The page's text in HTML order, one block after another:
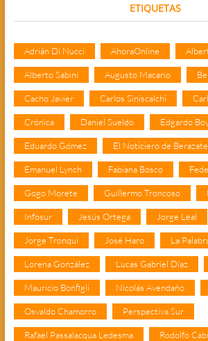
ETIQUETAS
Adrián Di Nucci AhoraOnline
Alberto Sabini Augusto Macario
Cacho Javier Carlos Siniscalchi
Crónica Daniel Sueldo Edgardo
Eduardo Gómez El Noticiero de
Emanuel Lynch Fabiana Bosco
Gogo Morete Guillermo Troncoso
Infosur Jesús Ortega Jorge Leal
Jorge Tronqui José Haro La
Lorena González Lucas Gabriel Díaz
Mauricio Bonfigli Nicolás Avendaño
Osvaldo Chamorro Perspectiva Sur
Rafael Passalacqua Ledesma Rodolfo